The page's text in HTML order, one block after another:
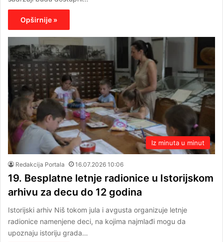
Opširnije »
Iz minuta u minut
Redakcija Portala 16.07.2026 10:06
19. Besplatne letnje radionice u Istorijskom
arhivu za decu do 12 godina
Istorijski arhiv Niš tokom jula i avgusta organizuje letnje
radionice namenjene deci, na kojima najmlađi mogu da
upoznaju istoriju grada…